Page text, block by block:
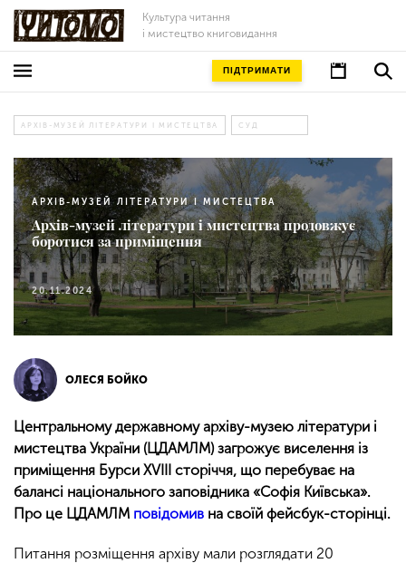
Культура читання
і мистецтво книговидання
ПІДТРИМАТИ
АРХІВ-МУЗЕЙ ЛІТЕРАТУРИ І МИСТЕЦТВА СУД
АРХІВ-МУЗЕЙ ЛІТЕРАТУРИ І МИСТЕЦТВА
Архів-музей літератури і мистецтва продовжує
боротися за приміщення
20.11.2024
ОЛЕСЯ БОЙКО
Центральному державному архіву-музею літератури і
мистецтва України (ЦДАМЛМ) загрожує виселення із
приміщення Бурси XVIII сторіччя, що перебуває на
балансі національного заповідника «Софія Київська».
Про це ЦДАМЛМ повідомив на своїй фейсбук-сторінці.
Питання розміщення архіву мали розглядати 20